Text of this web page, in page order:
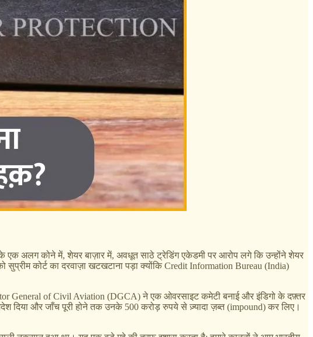
अलग कोने में, शेयर बाज़ार में, अवधूत साठे ट्रेडिंग एकेडमी पर आरोप लगे कि उन्होंने शेयर
सुप्रीम कोर्ट का दरवाज़ा खटखटाना पड़ा क्योंकि Credit Information Bureau (India)
General of Civil Aviation (DGCA) ने एक ओवरसाइट कमेटी बनाई और इंडिगो के दफ़्तर
और जाँच पूरी होने तक उनके 500 करोड़ रुपये से ज़्यादा ज़ब्त (impound) कर लिए।